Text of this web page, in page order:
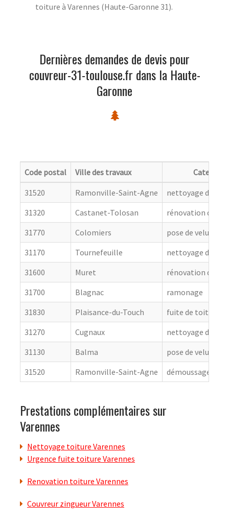
toiture à Varennes (Haute-Garonne 31).
Dernières demandes de devis pour
couvreur-31-toulouse.fr dans la Haute-
Garonne
Code postal Ville des travaux
Categorie
31520
Ramonville-Saint-Agne
nettoyage de
31320
Castanet-Tolosan
rénovation de
31770
Colomiers
pose de velux
31170
Tournefeuille
nettoyage de
31600
Muret
rénovation de
31700
Blagnac
ramonage
31830
Plaisance-du-Touch
fuite de toiture
31270
Cugnaux
nettoyage de
31130
Balma
pose de velux
31520
Ramonville-Saint-Agne démoussage de
Prestations complémentaires sur
Varennes
Nettoyage toiture Varennes
Urgence fuite toiture Varennes
Renovation toiture Varennes
Couvreur zingueur Varennes